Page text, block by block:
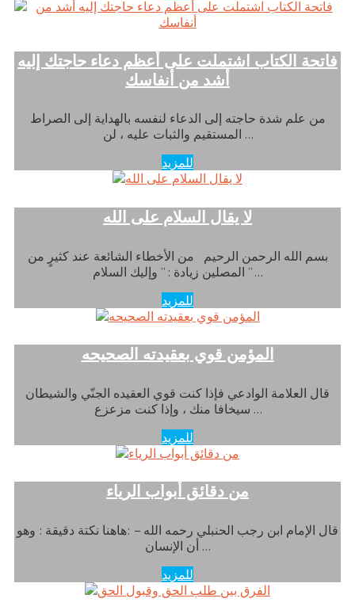
فاتحة الكتاب اشتملت على أعظم دعاء حاجتك إليه
أشد من أنفاسك
من علم شدة حاجته إلى الدعاء لنفسه بالهداية إلى الصراط
المستقيم والثبات عليه ، لن …
للمزيد
لا يقال السلام على الله
بسم الله الرحمن الرحيم من الأخطاء الشائعة عند كثيرٍ من
المصلين زيادة : ” وإليك السلام ” …
للمزيد
المؤمن قوي بعقيدته الصحيحه
قال العلامة الوادعي فإذا كنت قوي العقيده الجنّي والشيطان
سيخافا منك ، وإذا كنت مزعزع …
للمزيد
من دقائق أبواب الرياء
قال الإمام ابن رجب الحنبلي رحمه الله – :هاهنا نكتة دقيقة : وهو
أن الإنسان …
للمزيد